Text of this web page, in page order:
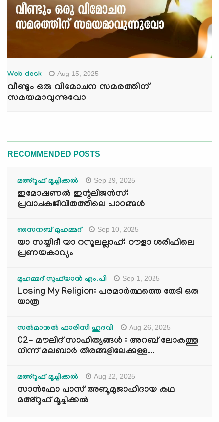
Web desk Aug 15, 2025
വീണ്ടും ഒരു വിമോചന സമരത്തിന്
സമയമാവുന്നുവോ
RECOMMENDED POSTS
മഅ്റൂഫ് മൂച്ചിക്കല്‍ Sep 29, 2025
ഇമോഷണൽ ഇന്റലിജൻസ്:
പ്രവാചകജീവിതത്തിലെ പാഠങ്ങൾ
സൈനബ് മുഹമ്മദ് Sep 10, 2025
യാ സയ്യിദീ യാ റസൂലല്ലാഹ്: റൗളാ ശരീഫിലെ
പ്രണയകാവ്യം
മുഹമ്മദ് സുഫ്‌യാൻ എം.പി Sep 1, 2025
Losing My Religion: പരമാർത്ഥത്തെ തേടി ഒരു
യാത്ര
സൽമാനുൽ ഫാരിസി ഹുദവി Aug 26, 2025
02- മൗലിദ് സാഹിത്യങ്ങൾ : അറബ് ലോകത്തു
നിന്ന് മലബാർ തീരങ്ങളിലേക്കുള്ള...
മഅ്റൂഫ് മൂച്ചിക്കല്‍ Aug 22, 2025
സാൻഫോ പാസ് അബൂമുജാഹിദായ കഥ
മഅ്റൂഫ് മൂച്ചിക്കല്‍